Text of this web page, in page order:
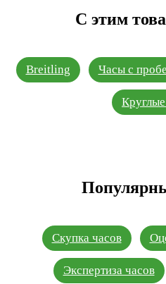
С этим
Breitling Часы с
Скупка часов
Экспертиза часов